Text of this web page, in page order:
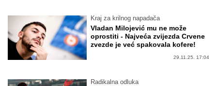
Kraj za krilnog napadača
Vladan Milojević mu ne može
oprostiti - Najveća zvijezda Crvene
zvezde je već spakovala kofere!
29.11.25. 17:04
Radikalna odluka